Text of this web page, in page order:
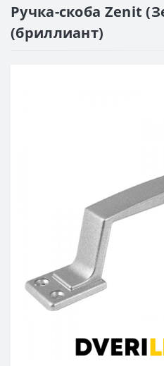
Ручка-скоба Zenit
(бриллиант)